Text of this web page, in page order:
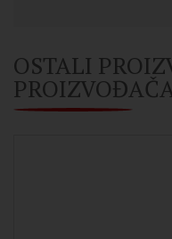
OSTALI